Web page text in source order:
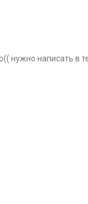
нужно написать в